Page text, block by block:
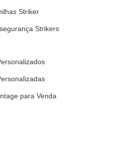
Striker
Strikers
para Venda